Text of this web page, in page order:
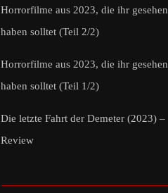
Horrorfilme aus 2023, die ihr gesehen
haben solltet (Teil 2/2)
Horrorfilme aus 2023, die ihr gesehen
haben solltet (Teil 1/2)
Die letzte Fahrt der Demeter (2023) –
Review